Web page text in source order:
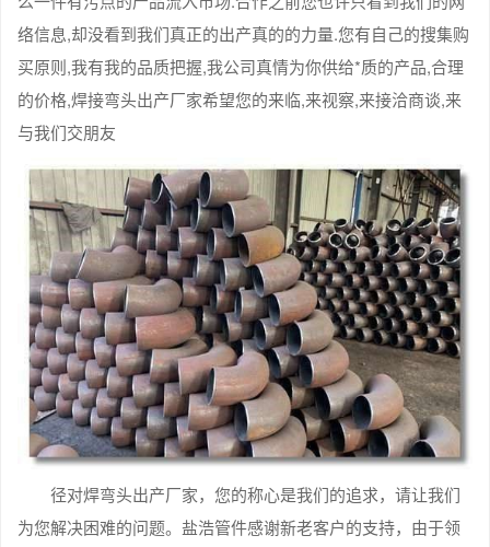
络信息,却没看到我们真正的出产真的的力量.您有自己的搜集购
买原则,我有我的品质把握,我公司真情为你供给*质的产品,合理
的价格,焊接弯头出产厂家希望您的来临,来视察,来接洽商谈,来
与我们交朋友
径对焊弯头出产厂家，您的称心是我们的追求，请让我们
为您解决困难的问题。盐浩管件感谢新老客户的支持，由于领